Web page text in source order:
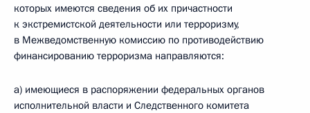
которых имеются сведения об их причастности
к экстремистской деятельности или терроризму,
в Межведомственную комиссию по противодействию
финансированию терроризма направляются:
а) имеющиеся в распоряжении федеральных органов
исполнительной власти и Следственного комитета